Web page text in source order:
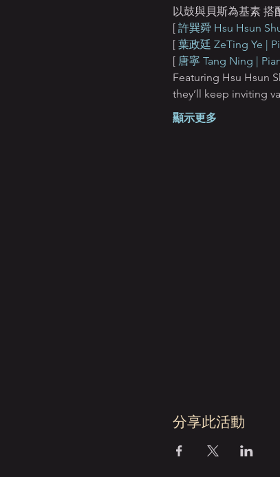
以鼓與貝斯為基素
[ 許巽舜 Hsu Hsun
[ 葉政廷 ZeTing Ye |
[ 唐寧 Tang Ning |
Featuring Hsu Hsun
they’ll keep inviting
顯示更多
分享此活動